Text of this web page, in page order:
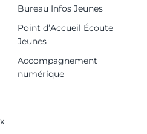
Bureau Infos Jeunes
Point d’Accueil Écoute
Jeunes
Accompagnement
numérique